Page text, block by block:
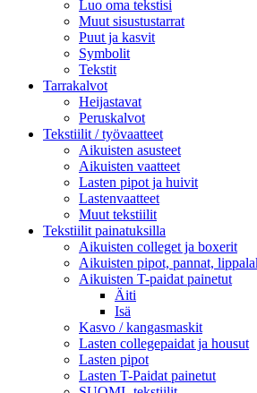
Luo oma tekstisi
Muut sisustustarrat
Puut ja kasvit
Symbolit
Tekstit
Tarrakalvot
Heijastavat
Peruskalvot
Tekstiilit / työvaatteet
Aikuisten asusteet
Aikuisten vaatteet
Lasten pipot ja huivit
Lastenvaatteet
Muut tekstiilit
Tekstiilit painatuksilla
Aikuisten colleget ja boxerit
Aikuisten pipot, pannat,
Aikuisten T-paidat painetut
Äiti
Isä
Kasvo / kangasmaskit
Lasten collegepaidat ja housut
Lasten pipot
Lasten T-Paidat painetut